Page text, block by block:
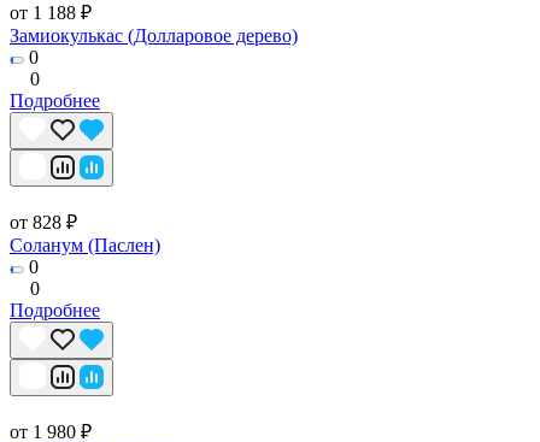
от 1 188 ₽
Замиокулькас (Долларовое дерево)
0
0
Подробнее
от 828 ₽
Соланум (Паслен)
0
0
Подробнее
от 1 980 ₽